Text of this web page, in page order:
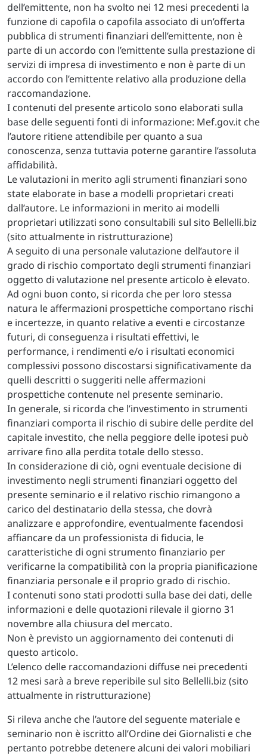
dell’emittente, non ha svolto nei 12 mesi precedenti la
funzione di capofila o capofila associato di un’offerta
pubblica di strumenti finanziari dell’emittente, non è
parte di un accordo con l’emittente sulla prestazione di
servizi di impresa di investimento e non è parte di un
accordo con l’emittente relativo alla produzione della
raccomandazione.
I contenuti del presente articolo sono elaborati sulla
base delle seguenti fonti di informazione: Mef.gov.it che
l’autore ritiene attendibile per quanto a sua
conoscenza, senza tuttavia poterne garantire l’assoluta
affidabilità.
Le valutazioni in merito agli strumenti finanziari sono
state elaborate in base a modelli proprietari creati
dall’autore. Le informazioni in merito ai modelli
proprietari utilizzati sono consultabili sul sito Bellelli.biz
(sito attualmente in ristrutturazione)
A seguito di una personale valutazione dell’autore il
grado di rischio comportato degli strumenti finanziari
oggetto di valutazione nel presente articolo è elevato.
Ad ogni buon conto, si ricorda che per loro stessa
natura le affermazioni prospettiche comportano rischi
e incertezze, in quanto relative a eventi e circostanze
futuri, di conseguenza i risultati effettivi, le
performance, i rendimenti e/o i risultati economici
complessivi possono discostarsi significativamente da
quelli descritti o suggeriti nelle affermazioni
prospettiche contenute nel presente seminario.
In generale, si ricorda che l’investimento in strumenti
finanziari comporta il rischio di subire delle perdite del
capitale investito, che nella peggiore delle ipotesi può
arrivare fino alla perdita totale dello stesso.
In considerazione di ciò, ogni eventuale decisione di
investimento negli strumenti finanziari oggetto del
presente seminario e il relativo rischio rimangono a
carico del destinatario della stessa, che dovrà
analizzare e approfondire, eventualmente facendosi
affiancare da un professionista di fiducia, le
caratteristiche di ogni strumento finanziario per
verificarne la compatibilità con la propria pianificazione
finanziaria personale e il proprio grado di rischio.
I contenuti sono stati prodotti sulla base dei dati, delle
informazioni e delle quotazioni rilevale il giorno 31
novembre alla chiusura del mercato.
Non è previsto un aggiornamento dei contenuti di
questo articolo.
L’elenco delle raccomandazioni diffuse nei precedenti
12 mesi sarà a breve reperibile sul sito Bellelli.biz (sito
attualmente in ristrutturazione)
Si rileva anche che l’autore del seguente materiale e
seminario non è iscritto all’Ordine dei Giornalisti e che
pertanto potrebbe detenere alcuni dei valori mobiliari